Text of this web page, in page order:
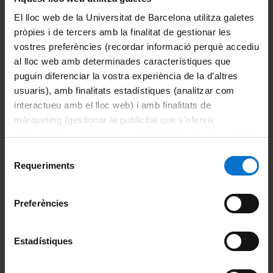
El lloc web de la Universitat de Barcelona utilitza galetes
pròpies i de tercers amb la finalitat de gestionar les
vostres preferències (recordar informació perquè accediu
al lloc web amb determinades característiques que
puguin diferenciar la vostra experiència de la d’altres
usuaris), amb finalitats estadístiques (analitzar com
interactueu amb el lloc web) i amb finalitats de
màrqueting (gestionar la publicitat que s’ofereix
consultar laPolítica de galetes del lloc web de la
Requeriments
Preferències
Estadístiques
Durant el procés l’equip es reiniciarà diverses vegades, això
pot fer que el teu ordinador no estigui disponible. Un bon
moment per iniciar l’actualització podria ser al final de la
jornada laboral.
Mentre l’equip s’està actualitzant, no s’ha de forçar el
tancament de l’equip.
Si ets estudiant:
Servei d'Atenció a l'Estudiant (SAE)
93 355 60 00
Portal d'Estudiants
Ajuda Portal d'Estudiants
Web Alumni